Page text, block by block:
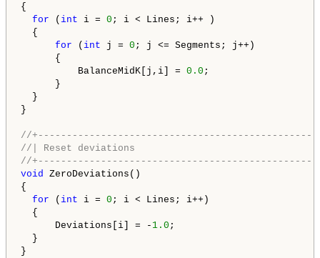
{
for ( int i = 0 ; i < Lines; i++ )
{
for ( int j = 0 ; j <= Segments; j++)
{
BalanceMidK[j,i] = 0.0 ;
}
}
}
//
//| Reset deviations
//
void
ZeroDeviations()
{
for ( int i = 0 ; i < Lines; i++)
{
Deviations[i] = - 1.0 ;
}